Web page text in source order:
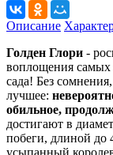
Описание
Голден Глори -
воплощения самых
сада! Без
лучшее:
обильное,
достигают в
побеги, длиной до
усыпанный